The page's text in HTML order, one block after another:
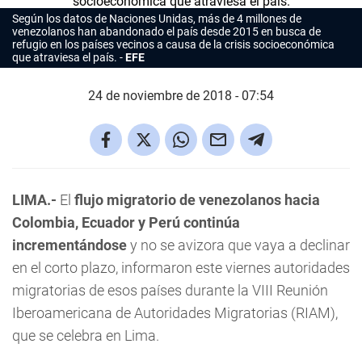
Según los datos de Naciones Unidas, más de 4 millones de
venezolanos han abandonado el país desde 2015 en busca de
refugio en los países vecinos a causa de la crisis socioeconómica
que atraviesa el país.
EFE
24 de noviembre de 2018 - 07:54
LIMA.- El flujo migratorio de venezolanos hacia
Colombia, Ecuador y Perú continúa
incrementándosey no se avizora que vaya a declinar
en el corto plazo, informaron este viernes autoridades
migratorias de esos países durante la VIII Reunión
Iberoamericana de Autoridades Migratorias (RIAM),
que se celebra en Lima.